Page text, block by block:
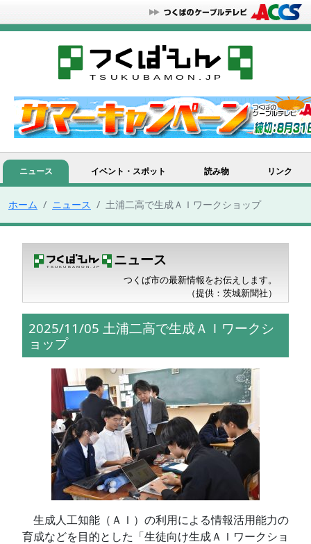
ニュース イベント・スポット 読み物 リンク
ホーム ニュース 土浦二高で生成ＡＩワークショップ
ニュース
つくば市の最新情報をお伝えします。
（提供：茨城新聞社）
2025/11/05 土浦二高で生成ＡＩワークシ
ョップ
生成人工知能（ＡＩ）の利用による情報活用能力の
育成などを目的とした「生徒向け生成ＡＩワークショ